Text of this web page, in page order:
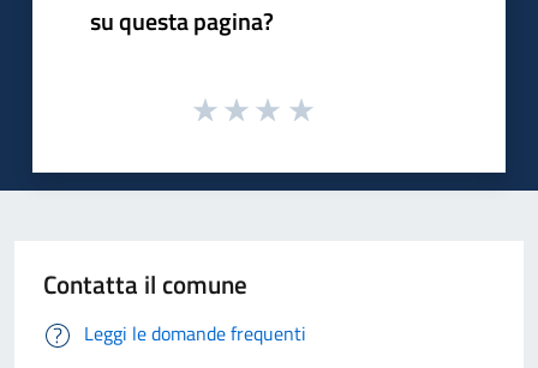
su questa pagina?
Contatta il comune
Leggi le domande frequenti